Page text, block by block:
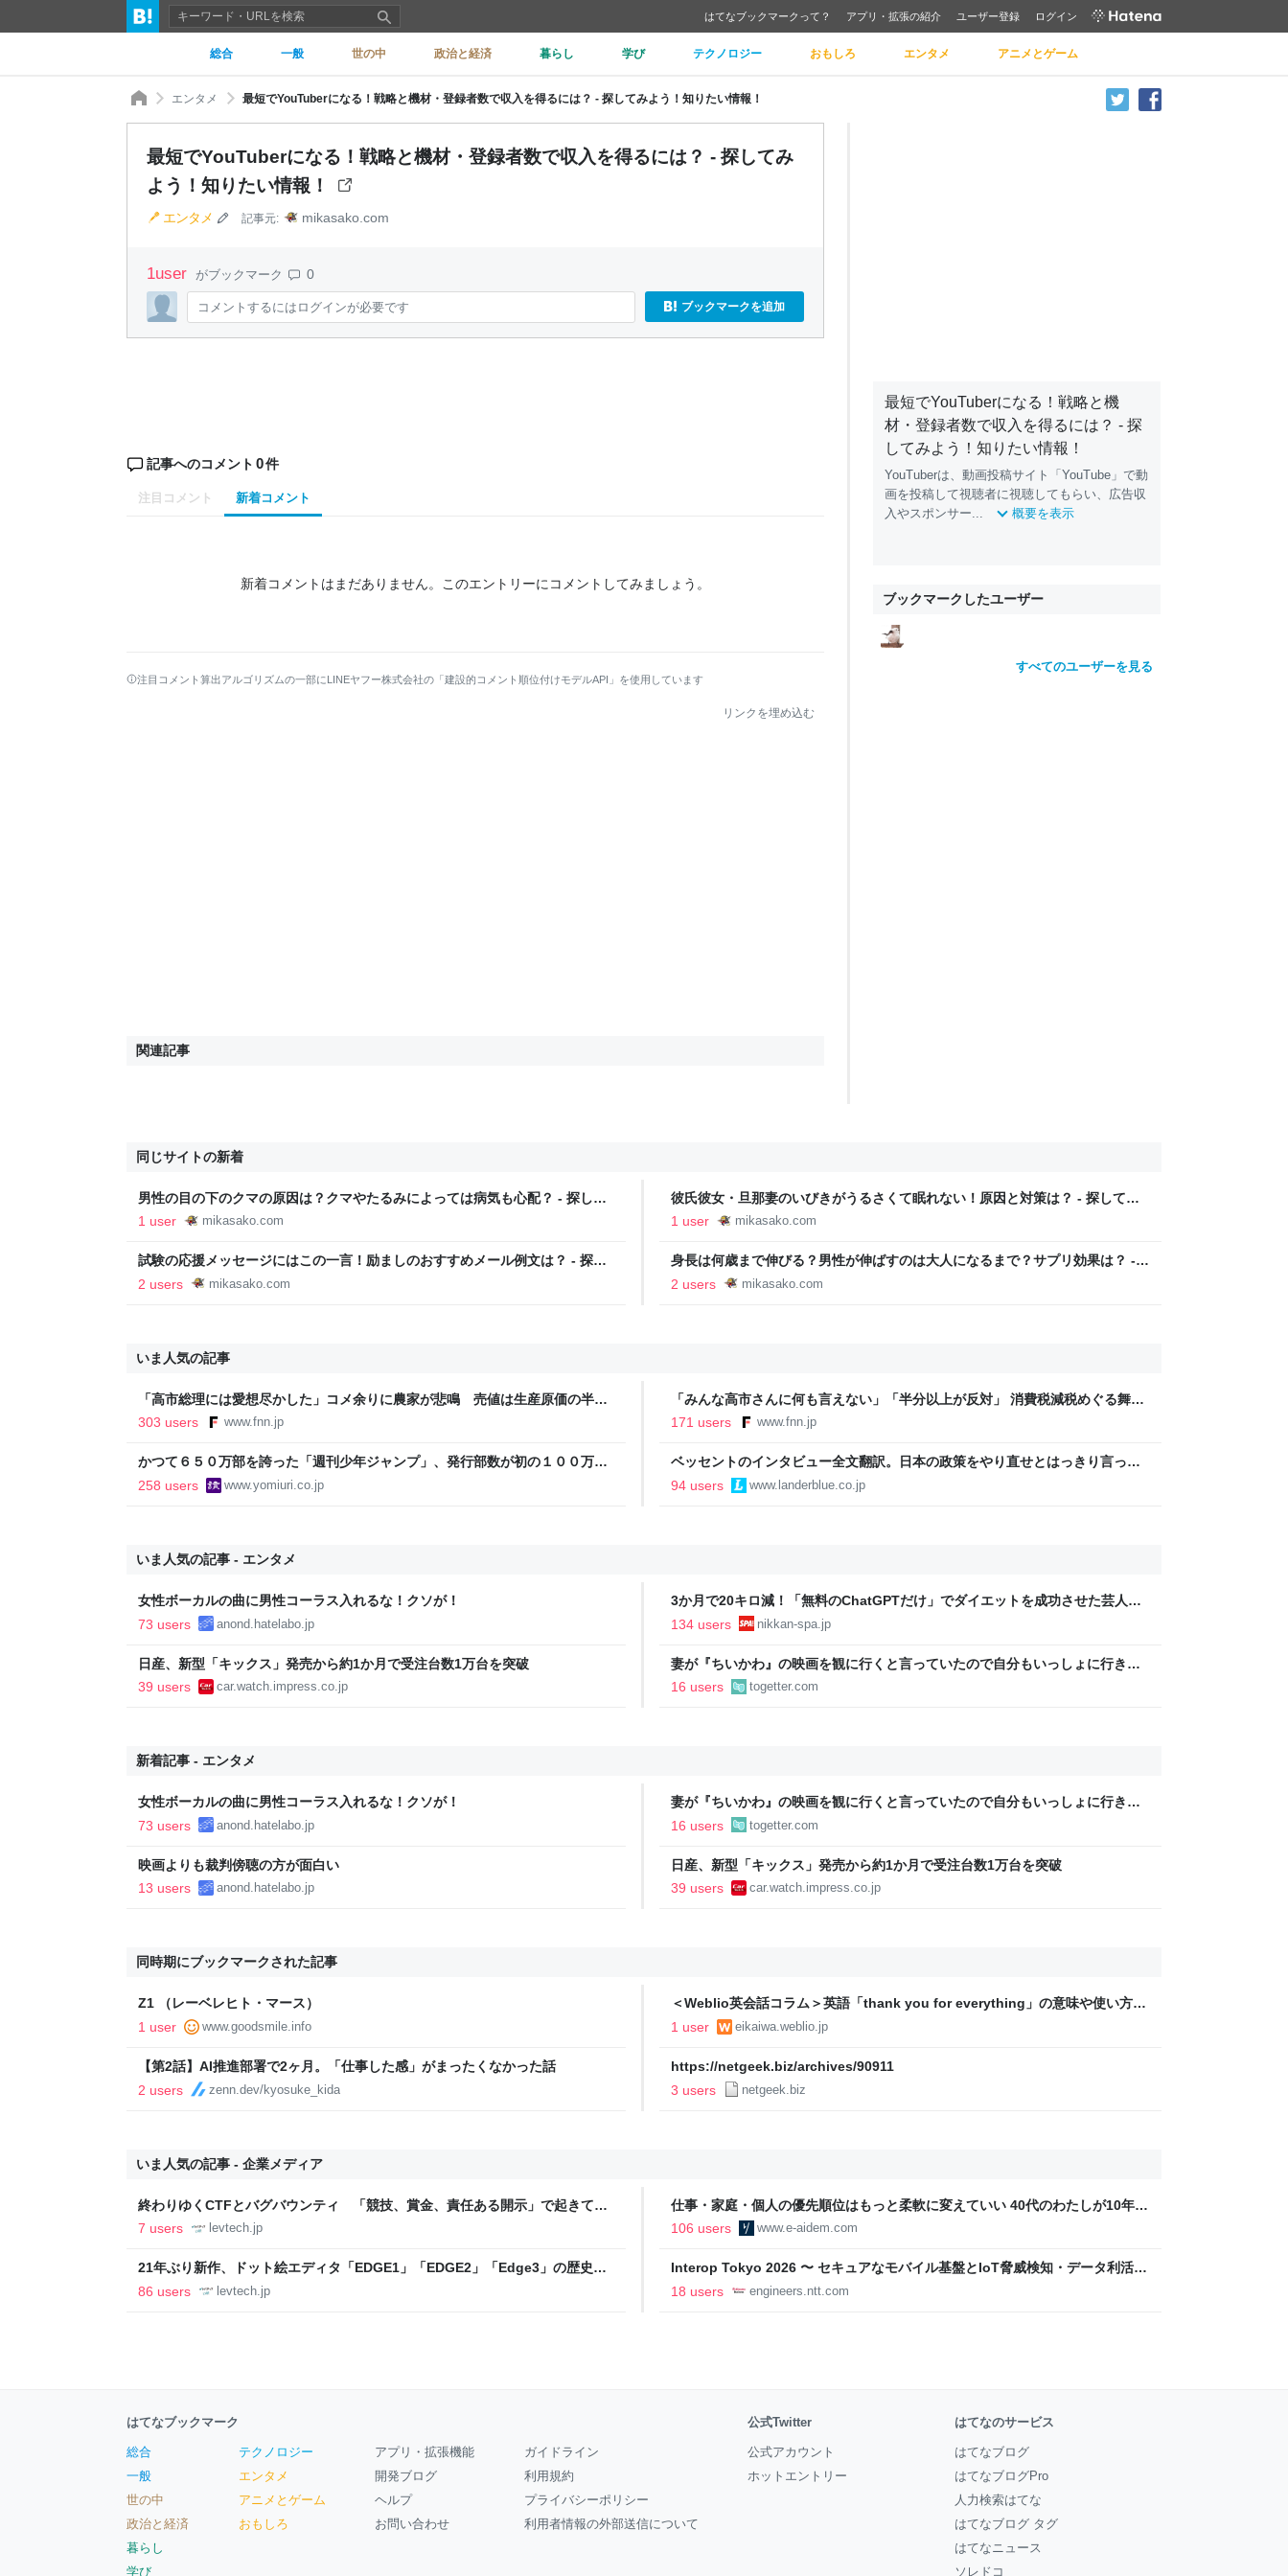
はてなブックマークって？ アプリ・拡張の紹介 ユーザー登録 ログイン
総合 一般 世の中 政治と経済 暮らし 学び テクノロジー おもしろ エンタメ アニメとゲーム
エンタメ 最短でYouTuberになる！戦略と機材・登録者数で収入を得るには？ - 探してみよう！知りたい情報！
最短でYouTuberになる！戦略と機材・登録者数で収入を得るには？ - 探してみ
よう！知りたい情報！
エンタメ 記事元: mikasako.com
1user がブックマーク 0
コメントするにはログインが必要です ブックマークを追加
記事へのコメント 0件
注目コメント 新着コメント
新着コメントはまだありません。 このエントリーにコメントしてみましょう。
注目コメント算出アルゴリズムの一部にLINEヤフー株式会社の「建設的コメント順位付けモデルAPI」を使用しています
リンクを埋め込む
関連記事
最短でYouTuberになる！戦略と機
材・登録者数で収入を得るには？ - 探
してみよう！知りたい情報！
YouTuberは、動画投稿サイト「YouTube」で動
画を投稿して視聴者に視聴してもらい、広告収
入やスポンサー...
概要を表示
ブックマークしたユーザー
すべてのユーザーを見る
同じサイトの新着
男性の目の下のクマの原因は？クマやたるみによっては病気も心配？ - 探して
みよう！知りたい情報！
1 user mikasako.com
彼氏彼女・旦那妻のいびきがうるさくて眠れない！原因と対策は？ - 探してみ
よう！知りたい情報！
1 user mikasako.com
試験の応援メッセージにはこの一言！励ましのおすすめメール例文は？ - 探し
てみよう！知りたい情報！
2 users mikasako.com
身長は何歳まで伸びる？男性が伸ばすのは大人になるまで？サプリ効果は？ -
探してみよう！知りたい情報！
2 users mikasako.com
いま人気の記事
「高市総理には愛想尽かした」コメ余りに農家が悲鳴 売値は生産原価の半分
以下に…肥料代や燃料代は高騰「今年でやめる」農家も｜FNNプライムオンラ
303 users www.fnn.jp
「みんな高市さんに何も言えない」「半分以上が反対」 消費税減税めぐる舞台
裏 自民党内でくすぶる慎重論と本音【スポットライト】｜FNNプライムオン
171 users www.fnn.jp
かつて６５０万部を誇った「週刊少年ジャンプ」、発行部数が初の１００万部
割れ…国内の紙雑誌で「１００万部超」ゼロに
258 users www.yomiuri.co.jp
ベッセントのインタビュー全文翻訳。日本の政策をやり直せとはっきり言って
いる
94 users www.landerblue.co.jp
いま人気の記事 - エンタメ
女性ボーカルの曲に男性コーラス入れるな！クソが！
73 users
anond.hatelabo.jp
3か月で20キロ減！「無料のChatGPTだけ」でダイエットを成功させた芸人を
直撃。「相手が人間だったらムリ」な減量メソッドに驚き | 日刊SPA!
134 users nikkan-spa.jp
日産、新型「キックス」発売から約1か月で受注台数1万台を突破
39 users
car.watch.impress.co.jp
妻が『ちいかわ』の映画を観に行くと言っていたので自分もいっしょに行きた
いと言ったが、その日の晩飯は「赤魚の煮付け」だった→翌日映画を観に行っ
たら、しばらく妻の顔を直視できなかった
16 users togetter.com
新着記事 - エンタメ
女性ボーカルの曲に男性コーラス入れるな！クソが！
73 users
anond.hatelabo.jp
妻が『ちいかわ』の映画を観に行くと言っていたので自分もいっしょに行きた
いと言ったが、その日の晩飯は「赤魚の煮付け」だった→翌日映画を観に行っ
16 users togetter.com
映画よりも裁判傍聴の方が面白い
13 users
anond.hatelabo.jp
日産、新型「キックス」発売から約1か月で受注台数1万台を突破
39 users
car.watch.impress.co.jp
同時期にブックマークされた記事
Z1 （レーベレヒト・マース）
1 user
www.goodsmile.info
＜Weblio英会話コラム＞英語「thank you for everything」の意味や使い方
は？例文を交えて解説
1 user eikaiwa.weblio.jp
【第2話】AI推進部署で2ヶ月。「仕事した感」がまったくなかった話
2 users
zenn.dev/kyosuke_kida
https://netgeek.biz/archives/90911
3 users
netgeek.biz
いま人気の記事 - 企業メディア
終わりゆくCTFとバグバウンティ 「競技、賞金、責任ある開示」で起きてい
ること【フォーカス】 - レバテックLAB
7 users levtech.jp
仕事・家庭・個人の優先順位はもっと柔軟に変えていい 40代のわたしが10年後
の自分に伝えたいこと - りっすん by イーアイデム
106 users www.e-aidem.com
21年ぶり新作、ドット絵エディタ「EDGE1」「EDGE2」「Edge3」の歴史に
ついて作者に聞く【フォーカス】 - レバテックLAB
86 users levtech.jp
Interop Tokyo 2026 〜 セキュアなモバイル基盤とIoT脅威検知・データ利活用
への取り組み 〜 - NTT docomo Business Engineers' Blog
18 users engineers.ntt.com
はてなブックマーク
総合
一般
世の中
政治と経済
暮らし
学び
テクノロジー
エンタメ
アニメとゲーム
おもしろ
アプリ・拡張機能
開発ブログ
ヘルプ
お問い合わせ
ガイドライン
利用規約
プライバシーポリシー
利用者情報の外部送信について
公式Twitter
公式アカウント
ホットエントリー
はてなのサービス
はてなブログ
はてなブログPro
人力検索はてな
はてなブログ タグ
はてなニュース
ソレドコ